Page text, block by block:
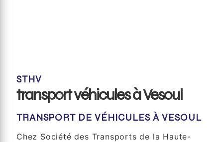
STHV
transport véhicules à Vesoul
TRANSPORT DE VÉHICULES À VESOUL
Chez Société des Transports de la Haute-